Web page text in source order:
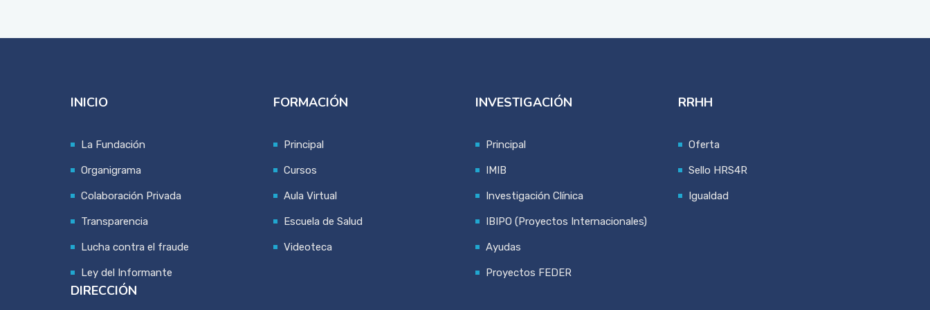
INICIO
La Fundación
Organigrama
Colaboración Privada
Transparencia
Lucha contra el fraude
Ley del Informante
FORMACIÓN
Principal
Cursos
Aula Virtual
Escuela de Salud
Videoteca
INVESTIGACIÓN
Principal
IMIB
Investigación Clínica
IBIPO (Proyectos Internacionales)
Ayudas
Proyectos FEDER
RRHH
Oferta
Sello HRS4R
Igualdad
DIRECCIÓN